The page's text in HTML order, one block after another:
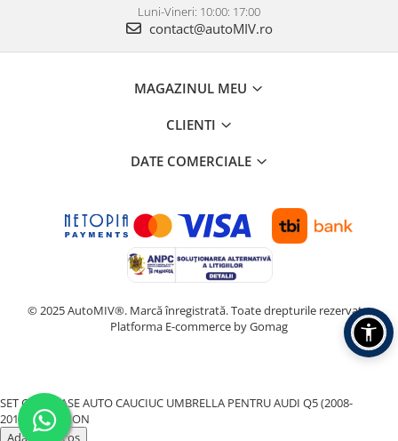
Luni-Vineri: 10:00: 17:00
contact@autoMIV.ro
MAGAZINUL MEU
CLIENTI
DATE COMERCIALE
© 2025 AutoMIV®. Marcă înregistrată. Toate drepturile rezervate.
Platforma E-commerce by Gomag
SET COVORASE AUTO CAUCIUC UMBRELLA PENTRU AUDI Q5 (2008-
2016)
324,00 RON